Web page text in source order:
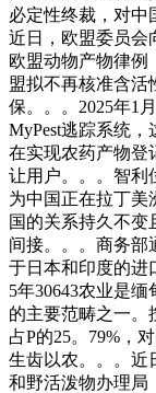
必定性终裁，对中
近日，欧盟委员会
欧盟动物产物律例
盟拟不再核准含活
保。。。2025年1
MyPest逃踪系统
在实现农药产物登
让用户。。。智利
为中国正在拉丁美
国的关系持久不变
间接。。。商务部
于日本和印度的进
5年30643农业是
的主要范畴之一。
占P的25。79%，
生齿以农。。。近
和野活泼物办理局